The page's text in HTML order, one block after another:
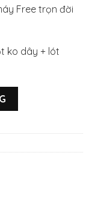
Free trọn đời
ko dây + lót
- Option i7 3.5/